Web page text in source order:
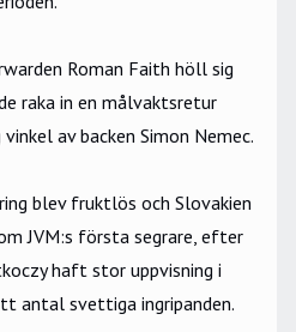
Roman Faith höll sig
raka in en målvaktsretur
av backen Simon Nemec.
blev fruktlös och Slovakien
JVM:s första segrare, efter
haft stor uppvisning i
antal svettiga ingripanden.